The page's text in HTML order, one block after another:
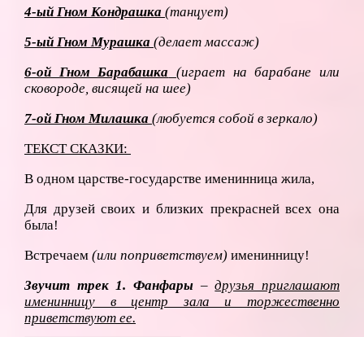
4-ый Гном Кондрашка (танцует)
5-ый Гном Мурашка (делает массаж)
6-ой Гном Барабашка (играет на барабане или
сковороде, висящей на шее)
7-ой Гном Милашка (любуется собой в зеркало)
ТЕКСТ СКАЗКИ:
В одном царстве-государстве именинница жила,
Для друзей своих и близких прекрасней всех она
была!
Встречаем (или поприветствуем) именинницу!
Звучит трек 1. Фанфары –друзья приглашают
именинницу в центр зала и торжественно
приветствуют ее.